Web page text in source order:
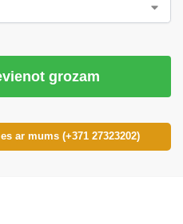
grozam
ar mums (+371 27323202)